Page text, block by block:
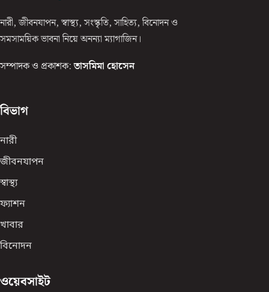
নারী, জীবনযাপন, স্বাস্থ্য, সংস্কৃতি, সাহিত্য, বিনোদন ও
সমসাময়িক ভাবনা নিয়ে অনন্যা ম্যাগাজিন।
সম্পাদক ও প্রকাশক: তাসমিমা হোসেন
বিভাগ
নারী
জীবনযাপন
স্বাস্থ্য
ফ্যাশন
খাবার
বিনোদন
ওয়েবসাইট